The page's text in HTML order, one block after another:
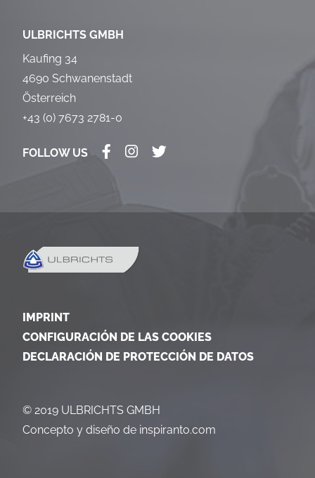
ULBRICHTS GMBH
Kaufing 34
4690 Schwanenstadt
Österreich
+43 (0) 7673 2781-0
FOLLOW US
IMPRINT
CONFIGURACIÓN DE LAS COOKIES
DECLARACIÓN DE PROTECCIÓN DE DATOS
© 2019 ULBRICHTS GMBH
Concepto y diseño de inspiranto.com